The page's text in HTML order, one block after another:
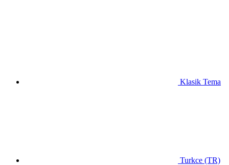
Klasik Tema
Turkce (TR)